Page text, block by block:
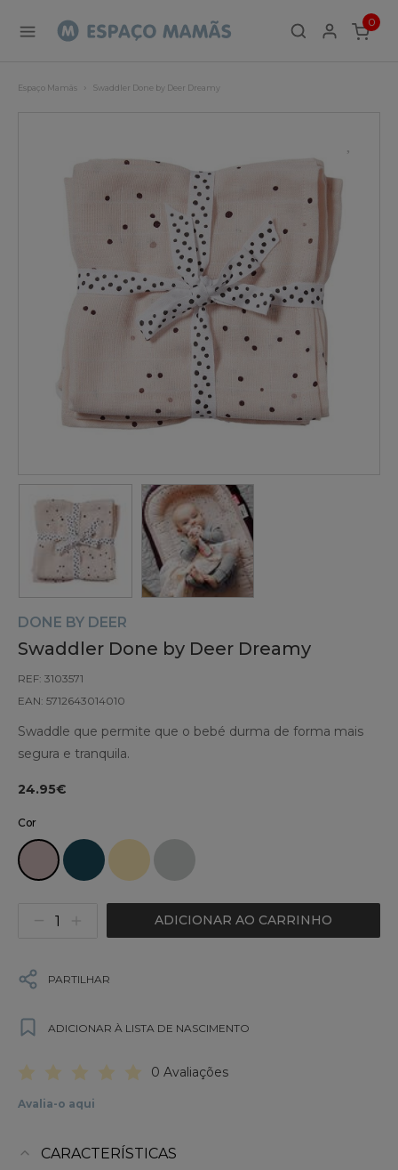
0
ITEMS
Espaço Mamãs Swaddler Done by Deer Dreamy
DONE BY DEER
Swaddler Done by Deer Dreamy
REF: 3103571
EAN: 5712643014010
Swaddle que permite que o bebé durma de forma mais
segura e tranquila.
24.95€
Cor
ADICIONAR AO CARRINHO
PARTILHAR
ADICIONAR À LISTA DE NASCIMENTO
0 Avaliações
Avalia-o aqui
CARACTERÍSTICAS